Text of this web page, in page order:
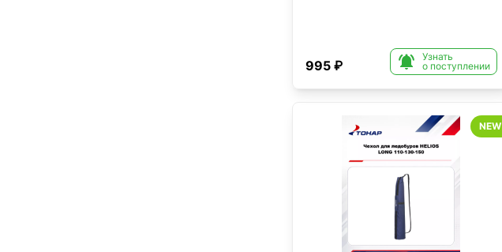
995 ₽ 
Узнать
о поступлении
NEW